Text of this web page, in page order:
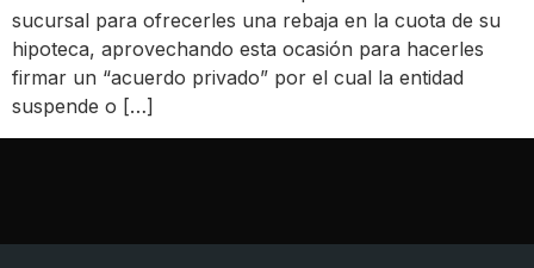
sucursal para ofrecerles una rebaja en la cuota de su
hipoteca, aprovechando esta ocasión para hacerles
firmar un “acuerdo privado” por el cual la entidad
suspende o […]